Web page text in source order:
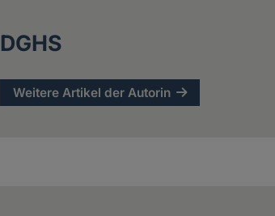
DGHS
Weitere Artikel der Autorin